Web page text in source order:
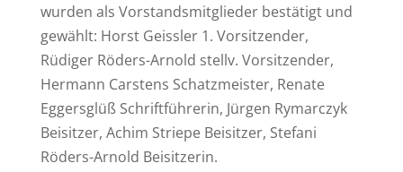
wurden als Vorstandsmitglieder bestätigt und
gewählt: Horst Geissler 1. Vorsitzender,
Rüdiger Röders-Arnold stellv. Vorsitzender,
Hermann Carstens Schatzmeister, Renate
Eggersglüß Schriftführerin, Jürgen Rymarczyk
Beisitzer, Achim Striepe Beisitzer, Stefani
Röders-Arnold Beisitzerin.